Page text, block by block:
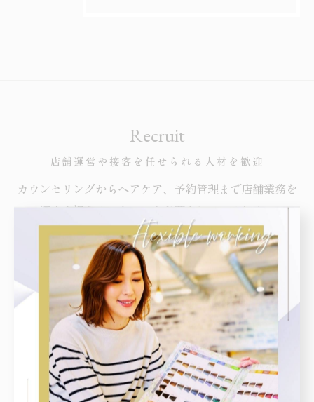
店舗運営や接客を任せられる人材を歓迎
Recruit
カウンセリングからヘアケア、予約管理まで店舗業務を
幅広く担えるスタッフを必要としているため、
中野区で美容師の求人を探している方はぜひ一緒に働き
ませんか。